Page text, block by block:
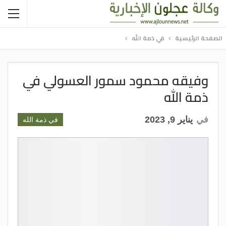
الصفحة الرئيسية في ذمة الله
وفيقه محمود سمور العسولي في
ذمة الله
في ذمة الله في يناير 9, 2023